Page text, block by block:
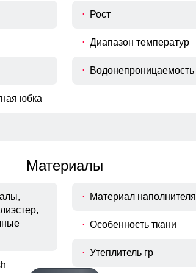
Рост
Диапазон температур
Водонепроницаемость
юбка
Материалы
Материал наполнителя
Особенность ткани
Утеплитель гр